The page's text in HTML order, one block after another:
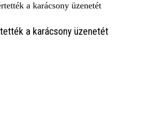
a karácsony üzenetét